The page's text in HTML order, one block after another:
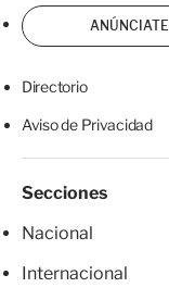
ANÚNCIATE
Directorio
Aviso de Privacidad
Secciones
Nacional
Internacional